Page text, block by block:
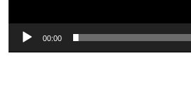
00:00